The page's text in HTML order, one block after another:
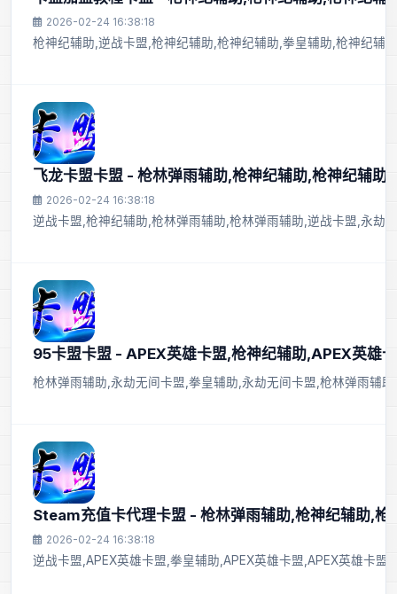
2026-02-24 16:38:18
枪神纪辅助,逆战卡盟,枪神纪辅助,枪神纪辅助,拳皇辅助,枪神纪辅
飞龙卡盟卡盟 - 枪林弹雨辅助,枪神纪辅助,枪神纪辅助,
2026-02-24 16:38:18
逆战卡盟,枪神纪辅助,枪林弹雨辅助,枪林弹雨辅助,逆战卡盟,永劫
95卡盟卡盟 - APEX英雄卡盟,枪神纪辅助,APEX英雄
枪林弹雨辅助,永劫无间卡盟,拳皇辅助,永劫无间卡盟,枪林弹雨辅
Steam充值卡代理卡盟 - 枪林弹雨辅助,枪神纪辅助,枪
2026-02-24 16:38:18
逆战卡盟,APEX英雄卡盟,拳皇辅助,APEX英雄卡盟,APEX英雄卡盟